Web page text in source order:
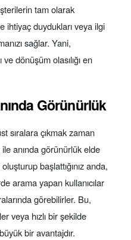
tam olarak
ihtiyaç duydukları veya ilgi
sağlar. Yani,
dönüşüm olasılığı en
Görünürlük
sıralara çıkmak zaman
anında görünürlük elde
başlattığınız anda,
arama yapan kullanıcılar
görebilirler. Bu,
veya hızlı bir şekilde
bir avantajdır.